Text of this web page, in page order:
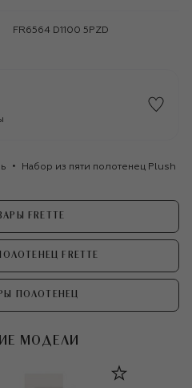
FR6564 D1100 5PZD
Набор из пяти полотенец Plush
FRETTE
FRETTE
ПОЛОТЕНЕЦ
МОДЕЛИ